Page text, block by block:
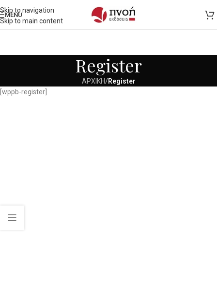
Skip to navigation
Skip to main content
MENU
Register
ΑΡΧΙΚΗ/Register
[wppb-register]